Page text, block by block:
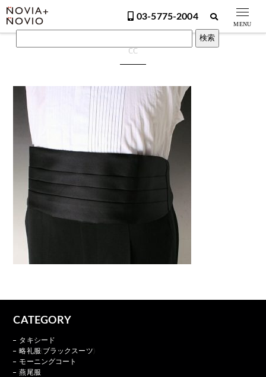
MENU
03-5775-2004
cc
CATEGORY
タキシード
略礼服(ブラックスーツ)
モーニングコート
燕尾服